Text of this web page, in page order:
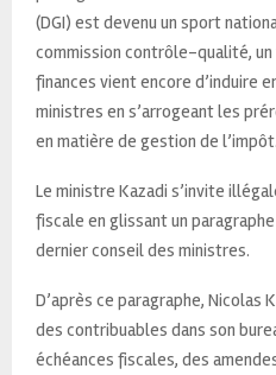
(DGI) est devenu un sport
commission contrôle-qualité,
finances vient encore d’induire
ministres en s’arrogeant les
en matière de gestion de l’impôt.
Le ministre Kazadi s’invite
fiscale en glissant un
dernier conseil des ministres.
D’après ce paragraphe,
des contribuables dans son
échéances fiscales, des